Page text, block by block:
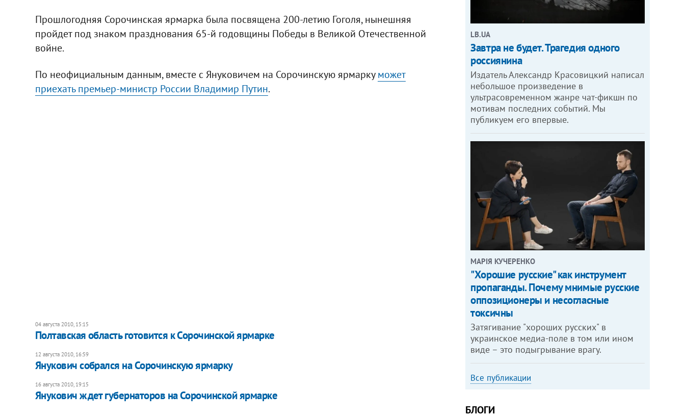
Прошлогодняя Сорочинская ярмарка была посвящена 200-летию Гоголя, нынешняя
пройдет под знаком празднования 65-й годовщины Победы в Великой Отечественной
войне.
По неофициальным данным, вместе с Януковичем на Сорочинскую ярмаркуможет
приехать премьер-министр России Владимир Путин.
04 августа 2010, 15:15
Полтавская область готовится к Сорочинской ярмарке
12 августа 2010, 16:59
Янукович собрался на Сорочинскую ярмарку
16 августа 2010, 19:15
Янукович ждет губернаторов на Сорочинской ярмарке
LB.UA
Завтра не будет. Трагедия одного
россиянина
Издатель Александр Красовицкий написал
небольшое произведение в
ультрасовременном жанре чат-фикшн по
мотивам последних событий. Мы
публикуем его впервые.
МАРІЯ КУЧЕРЕНКО
"Хорошие русские" как инструмент
пропаганды. Почему мнимые русские
оппозиционеры и несогласные
токсичны
Затягивание "хороших русских" в
украинское медиа-поле в том или ином
виде – это подыгрывание врагу.
Все публикации
БЛОГИ